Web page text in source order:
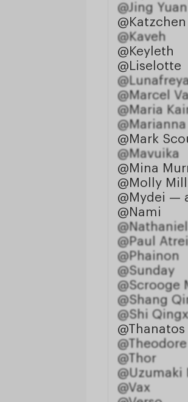
@Jing Yuan
@Katzchen
@Kaveh
@Keyleth
@Liselotte
@Marcel
@Maria
@Mark
@Mavuika
@Mina
@Molly
@Mydei —
@Nami
@Nathaniel
@Paul
@Phainon
@Sunday
@Scrooge
@Shang
@Shi
@Thanatos
@Thor
@Uzumaki
@Vax